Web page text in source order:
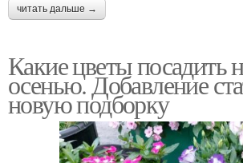
читать дальше →
Какие цветы посадить
осенью. Добавление
новую подборку